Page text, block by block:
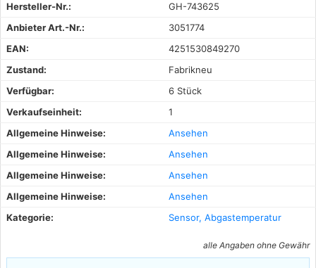
Hersteller-Nr.:
GH-743625
Anbieter Art.-Nr.:
3051774
EAN:
4251530849270
Zustand:
Fabrikneu
Verfügbar:
6 Stück
Verkaufseinheit:
1
Allgemeine Hinweise:
Ansehen
Allgemeine Hinweise:
Ansehen
Allgemeine Hinweise:
Ansehen
Allgemeine Hinweise:
Ansehen
Kategorie:
Sensor, Abgastemperatur
alle Angaben ohne Gewähr